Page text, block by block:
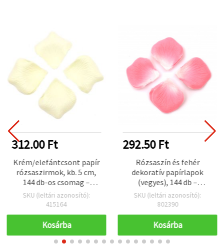
312.00 Ft
Krém/elefántcsont papír
rózsaszirmok, kb. 5 cm,
144 db-os csomag –
prémium minőségű papír
szirmok esküvői
asztalszóráshoz,
és hobbi projektekhez,
SKU (leltári azonosító):
415164
Kosárba
292.50 Ft
Rózsaszín és fehér
dekoratív papírlapok
(vegyes), 144 db –
kézműves DIY, esküvői és
rendezvény dekorációhoz
SKU (leltári azonosító):
802390
Kosárba